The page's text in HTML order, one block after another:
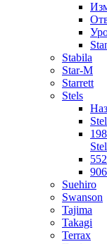
Stabila
Star-M
Starrett
Stels
Suehiro
Swanson
Tajima
Takagi
Terrax